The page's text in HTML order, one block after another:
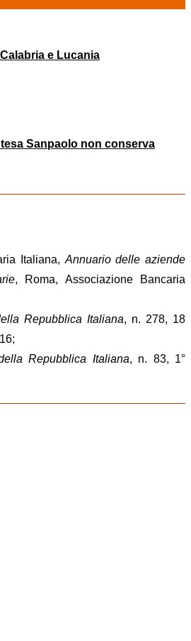
e Lucania
Sanpaolo non conserva
Italiana, Annuario delle aziende
, Roma, Associazione Bancaria
Repubblica Italiana, n. 278, 18
Repubblica Italiana, n. 83, 1°